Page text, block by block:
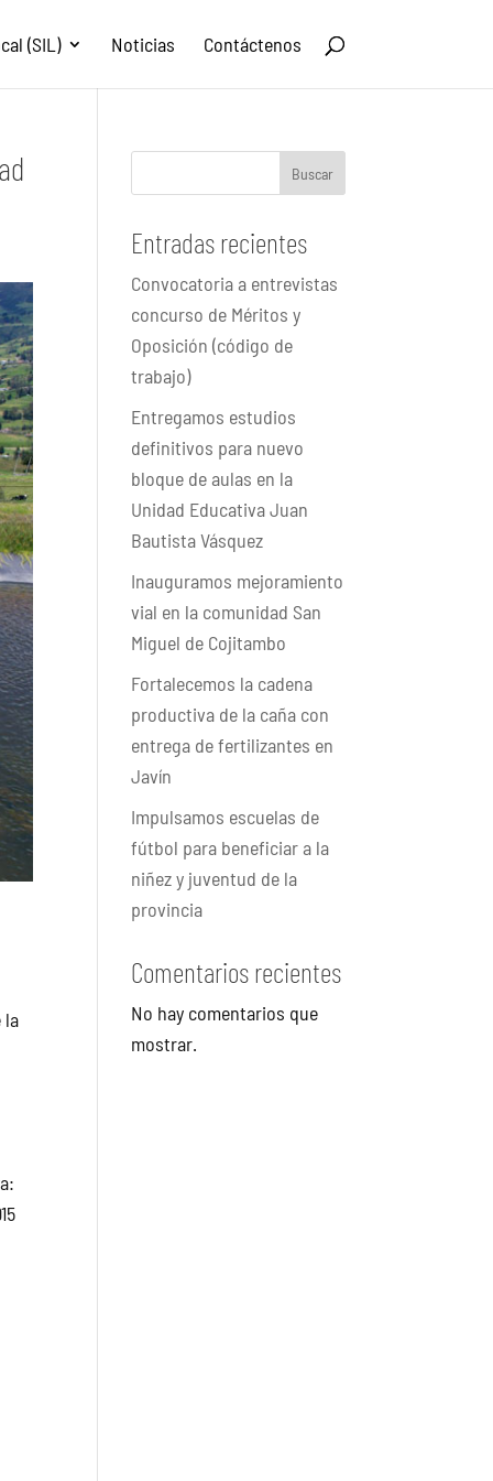
(SIL) Noticias Contáctenos
la
Buscar
Entradas recientes
Convocatoria a entrevistas
concurso de Méritos y
Oposición (código de
trabajo)
Entregamos estudios
definitivos para nuevo
bloque de aulas en la
Unidad Educativa Juan
Bautista Vásquez
Inauguramos mejoramiento
vial en la comunidad San
Miguel de Cojitambo
Fortalecemos la cadena
productiva de la caña con
entrega de fertilizantes en
Javín
Impulsamos escuelas de
fútbol para beneficiar a la
niñez y juventud de la
provincia
Comentarios recientes
No hay comentarios que
mostrar.